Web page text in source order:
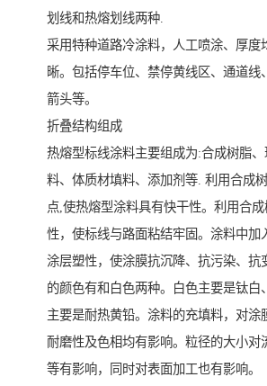
划线和热熔划线两种.
采用特种道路冷涂料，人工喷涂、厚度
晰。包括停车位、禁停黄线区、通道线
箭头等。
折叠结构组成
热熔型标线涂料主要组成为:合成树脂
料、体质材填料、添加剂等. 利用合成
点,使热熔型涂料具有快干性。利用合
性，使标线与路面粘结牢固。涂料中加
涂层塑性，使涂膜抗沉降、抗污染、抗
的颜色有和白色两种。白色主要是钛白
主要是耐热黄铅。涂料的充填料，对涂
耐磨性及色相均有影响。粒径的大小对
等有影响，同时对表面加工也有影响。